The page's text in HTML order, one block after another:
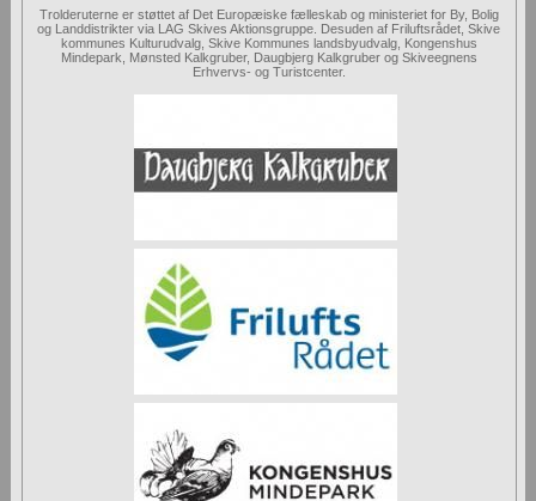
Trolderuterne er støttet af Det Europæiske fælleskab og ministeriet for By, Bolig
og Landdistrikter via LAG Skives Aktionsgruppe. Desuden af Friluftsrådet, Skive
kommunes Kulturudvalg, Skive Kommunes landsbyudvalg, Kongenshus
Mindepark, Mønsted Kalkgruber, Daugbjerg Kalkgruber og Skiveegnens
Erhvervs- og Turistcenter.